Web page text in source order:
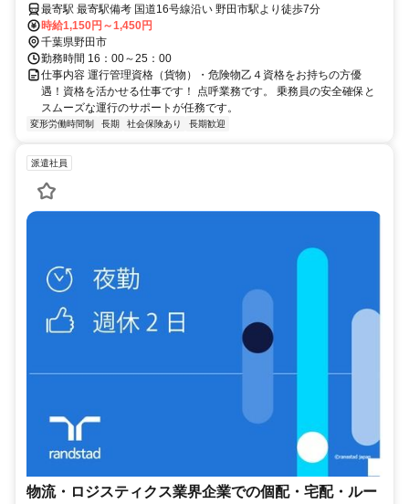
最寄駅 最寄駅備考 国道16号線沿い 野田市駅より徒歩7分
時給1,150円～1,450円
千葉県野田市
勤務時間 16：00～25：00
仕事内容 運行管理資格（貨物）・危険物乙４資格をお持ちの方優
遇！資格を活かせる仕事です！ 点呼業務です。 乗務員の安全確保と
スムーズな運行のサポートが任務です。
変形労働時間制 長期 社会保険あり 長期歓迎
派遣社員
物流・ロジスティクス業界企業での個配・宅配・ルー